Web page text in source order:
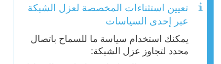
تعيين استثناءات المخصصة لعزل الشبكة
عبر إحدى السياسات
يمكنك استخدام سياسة ما للسماح باتصال
محدد لتجاوز عزل الشبكة: